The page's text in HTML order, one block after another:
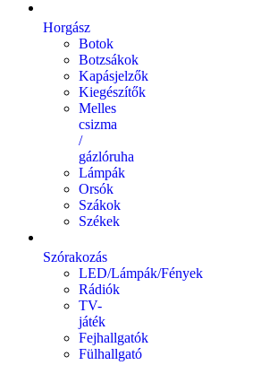
Horgász
Botok
Botzsákok
Kapásjelzők
Kiegészítők
Melles
csizma
/
gázlóruha
Lámpák
Orsók
Szákok
Székek
Szórakozás
LED/Lámpák/Fények
Rádiók
TV-
játék
Fejhallgatók
Fülhallgató